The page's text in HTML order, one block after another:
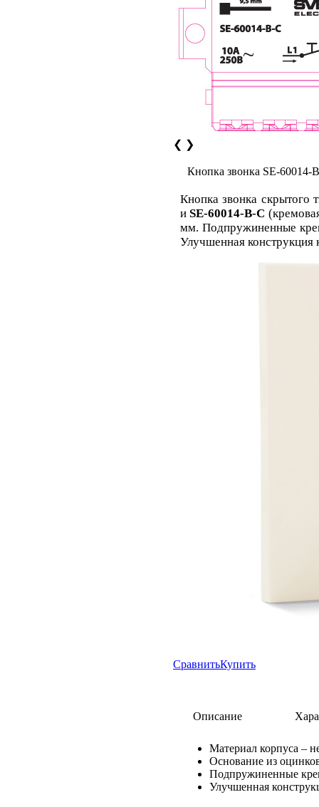
❮ ❯
Кнопка звонка SE-60014-B
Кнопка звонка скрытого
иSE-60014-B-С
мм. Подпружиненные
Улучшенная конструкция
СравнитьКупить
Описание
Материал корпуса –
Основание из
Подпружиненные
Улучшенная